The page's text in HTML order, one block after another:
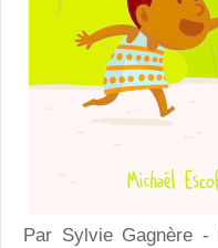
Par Sylvie Gagnère -